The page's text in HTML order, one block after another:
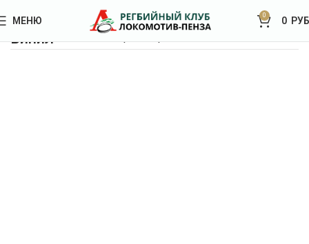
МЕНЮ 0 0
Винил Товар Материал